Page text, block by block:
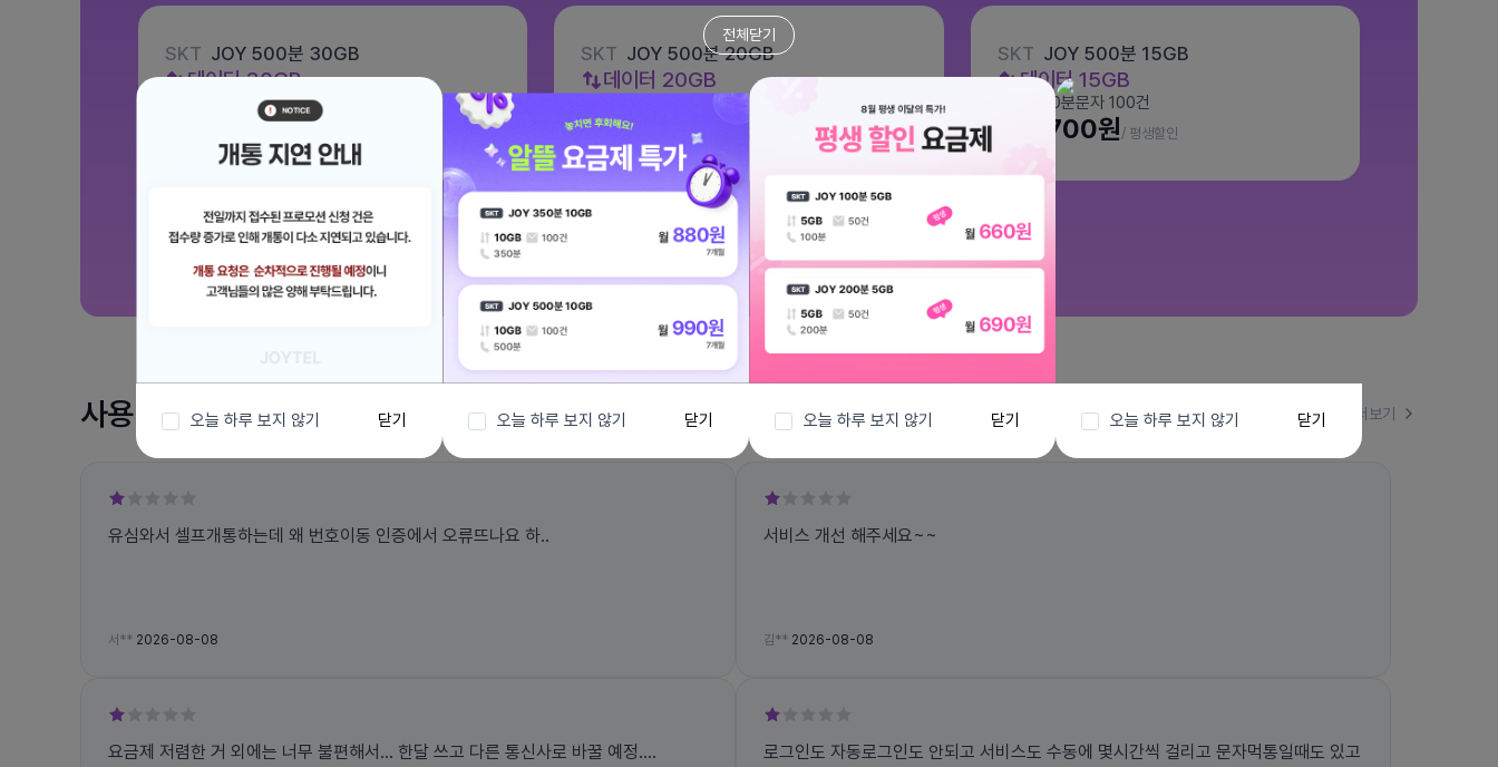
SKT JOY 500분 30GB
데이터30GB
문자 100건
월 12,100원
SKT JOY 500분 20GB
데이터 20GB
문자 100건
월 8,800원
SKT JOY 500분 15GB
데이터 15GB
통화 500분문자 100건
월 7,700원 / 평생할인
전체보기
사용 후기 더보기
유심와서 셀프개통하는데 왜 번호이동 인증에서 오류뜨나요 하..
서** 2026-08-08
서비스 개선 해주세요~~
김** 2026-08-08
요금제 저렴한 거 외에는 너무 불편해서... 한달 쓰고 다른 통신사로 바꿀 예정....
로그인도 자동로그인도 안되고 서비스도 수동에 몇시간씩 걸리고 문자먹통일때도 있고
전체닫기
오늘 하루 보지 않기 닫기 오늘 하루 보지 않기 닫기 오늘 하루 보지 않기 닫기 오늘 하루 보지 않기 닫기